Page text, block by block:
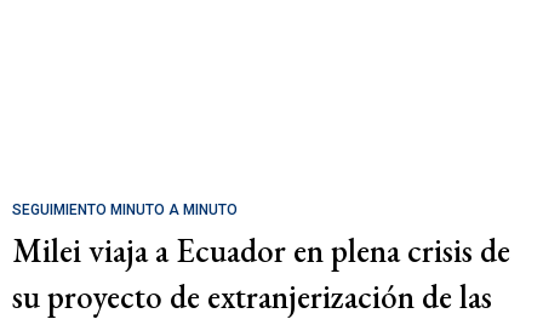
SEGUIMIENTO MINUTO A MINUTO
Milei viaja a Ecuador en plena crisis de
su proyecto de extranjerización de las